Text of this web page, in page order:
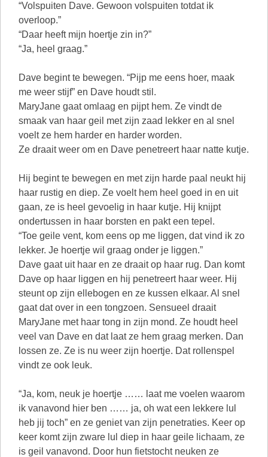
“Volspuiten Dave. Gewoon volspuiten totdat ik
overloop.”
“Daar heeft mijn hoertje zin in?”
“Ja, heel graag.”
Dave begint te bewegen. “Pijp me eens hoer, maak
me weer stijf” en Dave houdt stil.
MaryJane gaat omlaag en pijpt hem. Ze vindt de
smaak van haar geil met zijn zaad lekker en al snel
voelt ze hem harder en harder worden.
Ze draait weer om en Dave penetreert haar natte kutje.
Hij begint te bewegen en met zijn harde paal neukt hij
haar rustig en diep. Ze voelt hem heel goed in en uit
gaan, ze is heel gevoelig in haar kutje. Hij knijpt
ondertussen in haar borsten en pakt een tepel.
“Toe geile vent, kom eens op me liggen, dat vind ik zo
lekker. Je hoertje wil graag onder je liggen.”
Dave gaat uit haar en ze draait op haar rug. Dan komt
Dave op haar liggen en hij penetreert haar weer. Hij
steunt op zijn ellebogen en ze kussen elkaar. Al snel
gaat dat over in een tongzoen. Sensueel draait
MaryJane met haar tong in zijn mond. Ze houdt heel
veel van Dave en dat laat ze hem graag merken. Dan
lossen ze. Ze is nu weer zijn hoertje. Dat rollenspel
vindt ze ook leuk.
“Ja, kom, neuk je hoertje …… laat me voelen waarom
ik vanavond hier ben …… ja, oh wat een lekkere lul
heb jij toch” en ze geniet van zijn penetraties. Keer op
keer komt zijn zware lul diep in haar geile lichaam, ze
is geil vanavond. Door hun fietstocht neuken ze